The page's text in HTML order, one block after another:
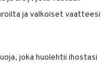
ja valkoiset vaatteesi
joka huolehtii ihostasi